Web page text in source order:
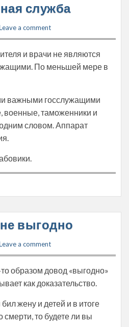
служба
a comment
и врачи не являются
По меньшей мере в
важными госслужащими
военные, таможенники и
словом. Аппарат
выгодно
a comment
образом довод «выгодно»
как доказательство.
жену и детей и в итоге
то будете ли вы